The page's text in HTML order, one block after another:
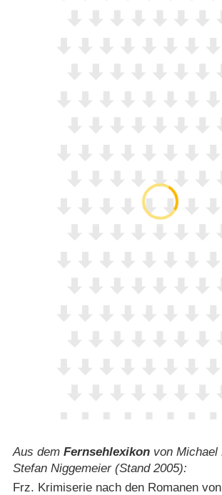
Aus dem Fernsehlexikonvon Michael
Stefan Niggemeier (Stand 2005):
Frz. Krimiserie nach den Romanen